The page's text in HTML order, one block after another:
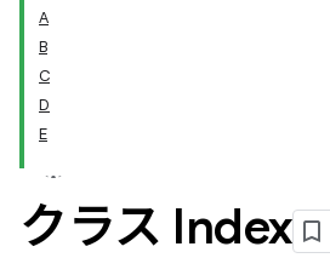
A
B
C
D
E
クラス Index